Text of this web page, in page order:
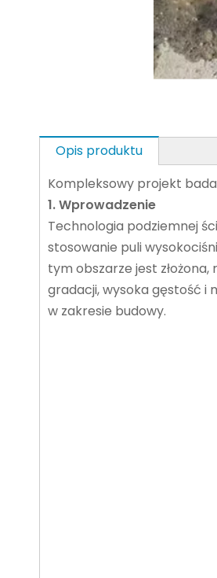
Opis produktu
Kompleksowy projekt
1. Wprowadzenie
Technologia podziemnej
stosowanie puli
tym obszarze jest
gradacji, wysoka gęstość i
w zakresie budowy.